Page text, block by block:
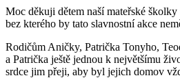
Moc děkuji dětem naší mateřské
bez kterého by tato slavnostní akce
Rodičům Aničky, Patrička Tonyho,
a Patrička ještě jednou k největšímu
srdce jim přeji, aby byl jejich domov